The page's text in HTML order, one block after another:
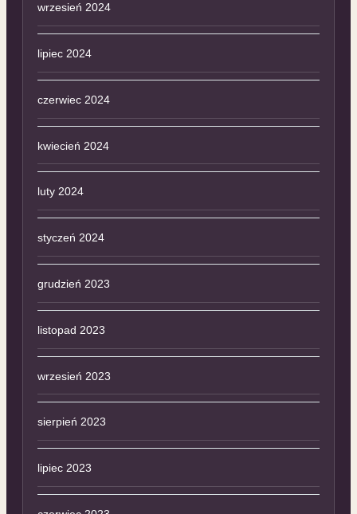
wrzesień 2024
lipiec 2024
czerwiec 2024
kwiecień 2024
luty 2024
styczeń 2024
grudzień 2023
listopad 2023
wrzesień 2023
sierpień 2023
lipiec 2023